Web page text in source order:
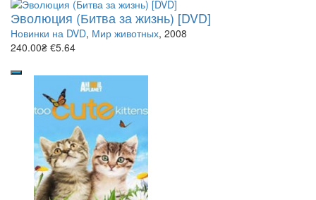
Эволюция (Битва за жизнь) [DVD]
Новинки на DVD, Мир животных, 2008
240.00₴ €5.64